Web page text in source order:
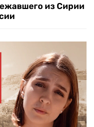
из Сирии